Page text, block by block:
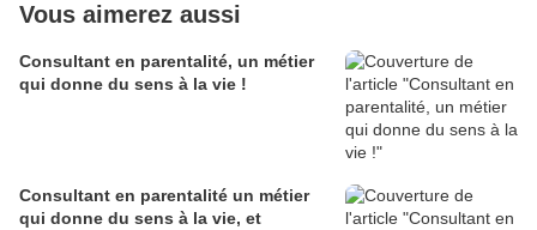
Vous aimerez aussi
Consultant en parentalité, un métier
qui donne du sens à la vie !
Consultant en parentalité un métier
qui donne du sens à la vie, et